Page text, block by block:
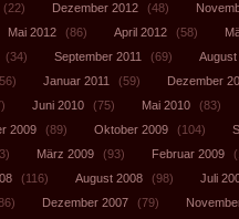
(22) Dezember 2012 (48)
Mai 2012 (86) April 2012 (58)
(34) September 2011 (69)
August
Januar 2011 (59)
Dezember
Juni 2010 (75) Mai 2010
(83)
2009 (89) Oktober 2009 (104)
März 2009 (93) Februar 2009
(116) August 2008 (98)
Juli
Dezember 2007 (79)